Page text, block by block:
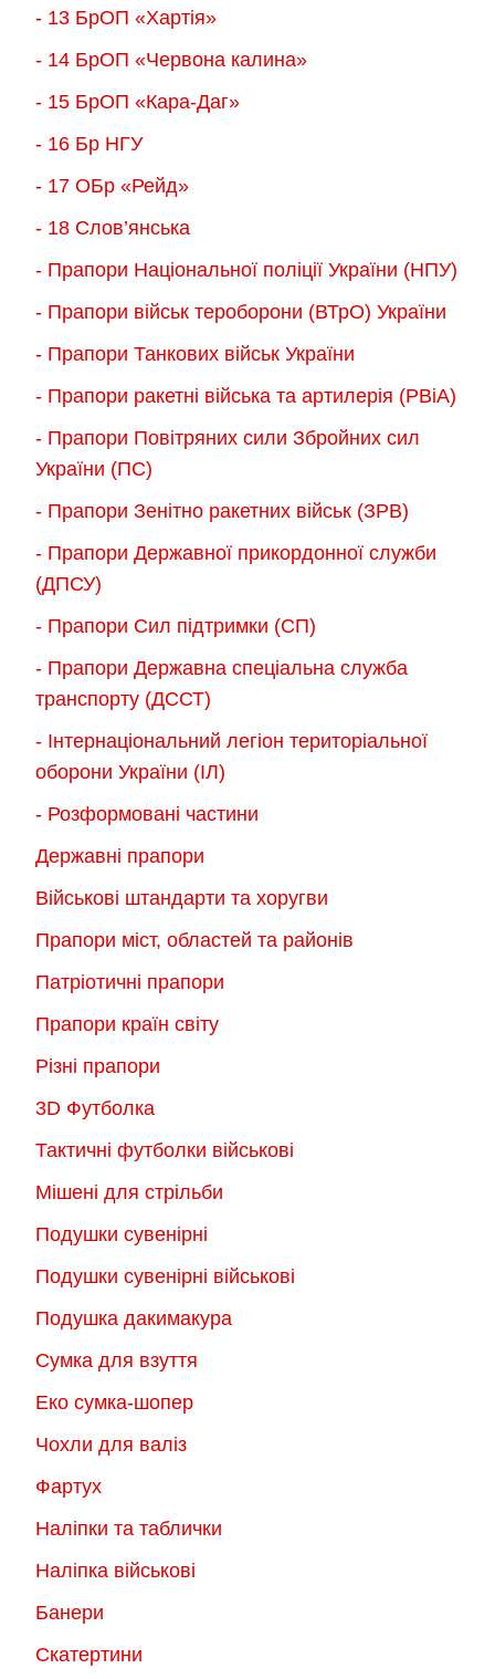
- 13 БрОП «Хартія»
- 14 БрОП «Червона калина»
- 15 БрОП «Кара-Даг»
- 16 Бр НГУ
- 17 ОБр «Рейд»
- 18 Слов’янська
- Прапори Національної поліції України (НПУ)
- Прапори військ тероборони (ВТрО) України
- Прапори Танкових військ України
- Прапори ракетні війська та артилерія (РВіА)
- Прапори Повітряних сили Збройних сил
України (ПС)
- Прапори Зенітно ракетних військ (ЗРВ)
- Прапори Державної прикордонної служби
(ДПСУ)
- Прапори Сил підтримки (СП)
- Прапори Державна спеціальна служба
транспорту (ДССТ)
- Інтернаціональний легіон територіальної
оборони України (ІЛ)
- Розформовані частини
Державні прапори
Військові штандарти та хоругви
Прапори міст, областей та районів
Патріотичні прапори
Прапори країн світу
Різні прапори
3D Футболка
Тактичні футболки військові
Мішені для стрільби
Подушки сувенірні
Подушки сувенірні військові
Подушка дакимакура
Сумка для взуття
Еко сумка-шопер
Чохли для валіз
Фартух
Наліпки та таблички
Наліпка військові
Банери
Скатертини